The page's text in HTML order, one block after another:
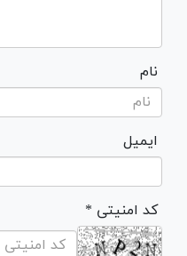
نام
ایمیل
* کد امنیتی